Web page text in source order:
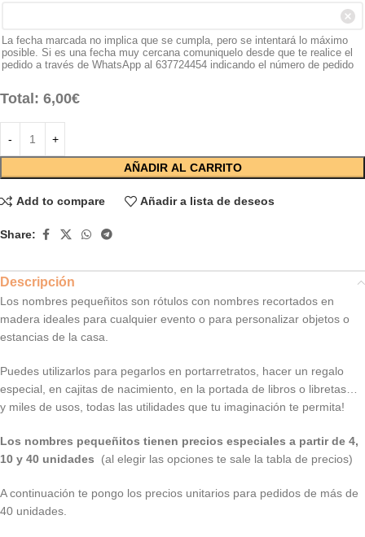
La fecha marcada no implica que se cumpla, pero se intentará lo máximo
posible. Si es una fecha muy cercana comuniquelo desde que te realice el
pedido a través de WhatsApp al 637724454 indicando el número de pedido
Total: 6,00€
AÑADIR AL CARRITO
Add to compare Añadir a lista de deseos
Share:
Descripción
Los nombres pequeñitos son rótulos con nombres recortados en
madera ideales para cualquier evento o para personalizar objetos o
estancias de la casa.
Puedes utilizarlos para pegarlos en portarretratos, hacer un regalo
especial, en cajitas de nacimiento, en la portada de libros o libretas…
y miles de usos, todas las utilidades que tu imaginación te permita!
Los nombres pequeñitos tienen precios especiales a partir de 4,
10 y 40 unidades
(al elegir las opciones te sale la tabla de precios)
A continuación te pongo los precios unitarios para pedidos de más de
40 unidades.